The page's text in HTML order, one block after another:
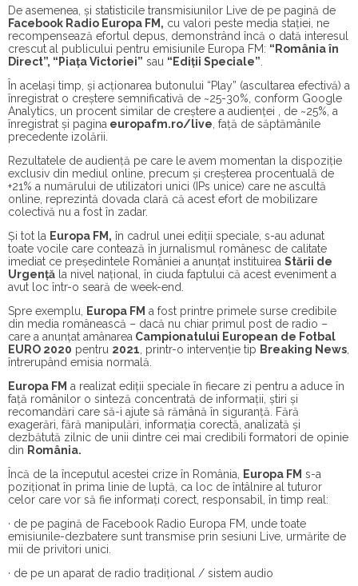
De asemenea, și statisticile transmisiunilor Live de pe pagină de
Facebook Radio Europa FM , cu valori peste media stației, ne
recompensează efortul depus, demonstrând încă o dată interesul
crescut al publicului pentru emisiunile Europa FM: “România în
Direct”, “Piața Victoriei” sau “Ediții Speciale”
În același timp, și acționarea butonului “Play” (ascultarea efectivă) a
înregistrat o creștere semnificativă de ~25-30%, conform Google
Analytics, un procent similar de creștere a audienței , de ~25%, a
înregistrat și pagina europafm.ro/live , față de săptămânile
precedente izolării.
Rezultatele de audiență pe care le avem momentan la dispoziție
exclusiv din mediul online, precum și creșterea procentuală de
+21% a numărului de utilizatori unici (IPs unice) care ne ascultă
online, reprezintă dovada clară că acest efort de mobilizare
colectivă nu a fost în zadar.
Și tot la Europa FM, în cadrul unei ediții speciale, s-au adunat
toate vocile care contează în jurnalismul românesc de calitate
imediat ce președintele României a anunțat instituirea Stării de
Urgență la nivel național, în ciuda faptului că acest eveniment a
avut loc într-o seară de week-end.
Spre exemplu,
Europa FM a fost printre primele surse credibile
din media românească – dacă nu chiar primul post de radio –
care a anunțat amânarea Campionatului European de Fotbal
EURO 2020 pentru 2021 , printr-o intervenție tip Breaking News
întrerupând emisia normală.
Europa FM a realizat ediții speciale în fiecare zi pentru a aduce în
față românilor o sinteză concentrată de informații, știri și
recomandări care să-i ajute să rămână în siguranță. Fără
exagerări, fără manipulări, informația corectă, analizată și
dezbătută zilnic de unii dintre cei mai credibili formatori de opinie
din România.
Încă de la începutul acestei crize în România,
Europa FM s-a
poziționat în prima linie de luptă, ca loc de întâlnire al tuturor
celor care vor să fie informați corect, responsabil, în timp real:
· de pe pagină de Facebook Radio Europa FM
, unde toate
emisiunile-dezbatere sunt transmise prin sesiuni Live, urmărite de
mii de privitori unici.
· de pe un aparat de radio tradițional / sistem audio